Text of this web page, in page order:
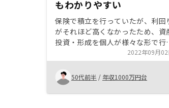
もわかりやすい
保険で積立を行っていたが、利回
がそれほど高くなかったため、資
投資・形成を個人が様々な形で行
世の中になってきていることを踏
えて、解約して返戻金をもとに別
形での資産形成を検討することにし
た。不動産投資以外は検討していな
いが、話を聞いた結果信頼して任
2022年09月02
50代前半 / 年収1000万円台